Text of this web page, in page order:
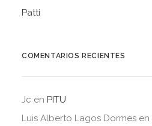
Patti
COMENTARIOS RECIENTES
Jc en PITU
Luis Alberto Lagos Dormes en